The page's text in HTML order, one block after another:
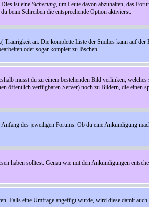
ist eine Sicherung, um Leute davon abzuhalten, das
beim Schreiben die entsprechende Option aktivierst.
an. Die komplette Liste der Smilies kann auf der
oder sogar komplett zu löschen.
musst du zu einem bestehenden Bild verlinken,
verfügbaren Server) noch zu Bildern, die einen
des jeweiligen Forums. Ob du eine Ankündigung
haben solltest. Genau wie mit den Ankündigungen
eine Umfrage angefügt wurde, wird diese damit